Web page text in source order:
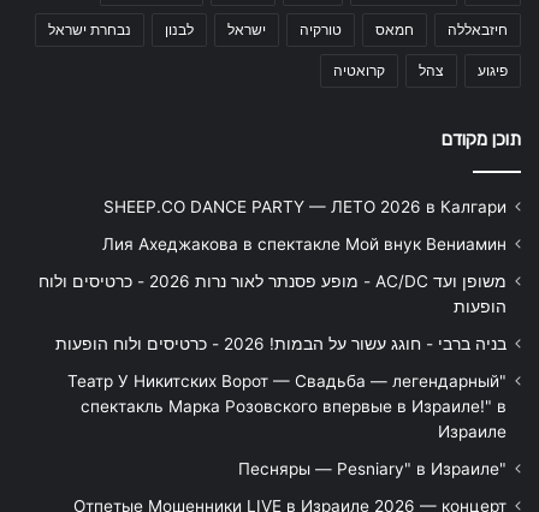
חיזבאללה חמאס טורקיה ישראל לבנון נבחרת ישראל
פיגוע צהל קרואטיה
תוכן מקודם
SHEEP.CO DANCE PARTY — ЛЕТО 2026 в Калгари
Лия Ахеджакова в спектакле Мой внук Вениамин
משופן ועד AC/DC - מופע פסנתר לאור נרות 2026 - כרטיסים ולוח
הופעות
בניה ברבי - חוגג עשור על הבמות! 2026 - כרטיסים ולוח הופעות
"Театр У Никитских Ворот — Свадьба — легендарный
спектакль Марка Розовского впервые в Израиле!" в
Израиле
"Песняры — Pesniary" в Израиле
Отпетые Мошенники LIVE в Израиле 2026 — концерт